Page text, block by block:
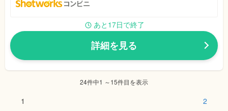
あと17日で終了
詳細を見る
24件中1 ～15件目を表示
1 2